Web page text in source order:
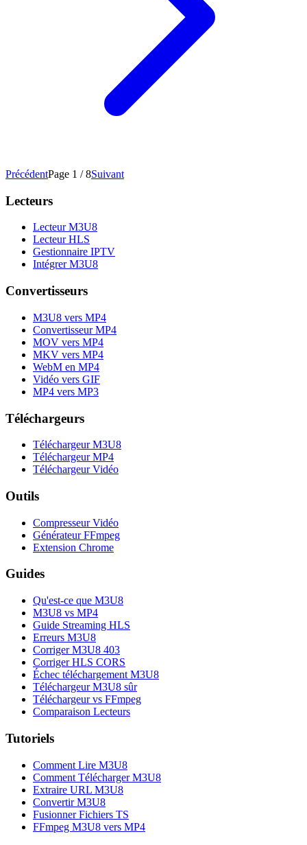
PrécédentPage 1 / 8Suivant
Lecteurs
Lecteur M3U8
Lecteur HLS
Gestionnaire IPTV
Intégrer M3U8
Convertisseurs
M3U8 vers MP4
Convertisseur MP4
MOV vers MP4
MKV vers MP4
WebM en MP4
Vidéo vers GIF
MP4 vers MP3
Téléchargeurs
Téléchargeur M3U8
Téléchargeur MP4
Téléchargeur Vidéo
Outils
Compresseur Vidéo
Générateur FFmpeg
Extension Chrome
Guides
Qu'est-ce que M3U8
M3U8 vs MP4
Guide Streaming HLS
Erreurs M3U8
Corriger M3U8 403
Corriger HLS CORS
Échec téléchargement M3U8
Téléchargeur M3U8 sûr
Téléchargeur vs FFmpeg
Comparaison Lecteurs
Tutoriels
Comment Lire M3U8
Comment Télécharger M3U8
Extraire URL M3U8
Convertir M3U8
Fusionner Fichiers TS
FFmpeg M3U8 vers MP4